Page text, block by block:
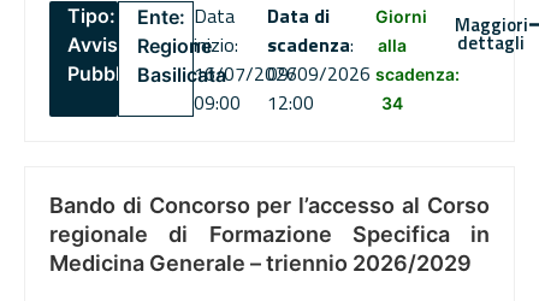
Tipo:
Avviso
Pubblico
Ente:
Regione
Basilicata
Data
inizio:
16/07/2026
09:00
Data di
scadenza:
09/09/2026
12:00
Giorni
alla
scadenza:
34
Maggiori
dettagli
Bando di Concorso per l’accesso al Corso
regionale di Formazione Specifica in
Medicina Generale – triennio 2026/2029